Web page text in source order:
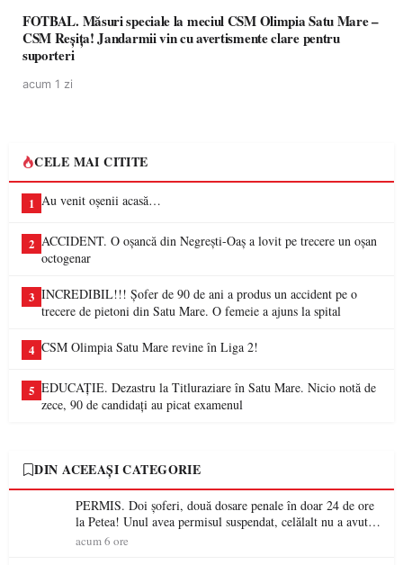
FOTBAL. Măsuri speciale la meciul CSM Olimpia Satu Mare –
CSM Reșița! Jandarmii vin cu avertismente clare pentru
suporteri
acum 1 zi
CELE MAI CITITE
1 Au venit oșenii acasă…
2 ACCIDENT. O oșancă din Negrești-Oaș a lovit pe trecere un oșan
octogenar
3 INCREDIBIL!!! Șofer de 90 de ani a produs un accident pe o
trecere de pietoni din Satu Mare. O femeie a ajuns la spital
4 CSM Olimpia Satu Mare revine în Liga 2!
5 EDUCAȚIE. Dezastru la Titluraziare în Satu Mare. Nicio notă de
zece, 90 de candidați au picat examenul
DIN ACEEAȘI CATEGORIE
PERMIS. Doi șoferi, două dosare penale în doar 24 de ore
la Petea! Unul avea permisul suspendat, celălalt nu a avut
niciodată permis
acum 6 ore